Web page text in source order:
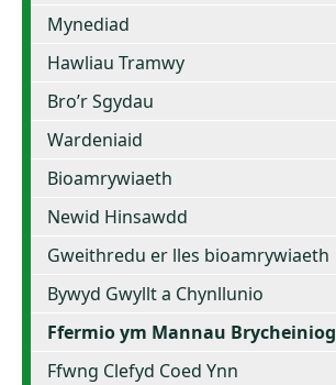
Mynediad
Hawliau Tramwy
Bro’r Sgydau
Wardeniaid
Bioamrywiaeth
Newid Hinsawdd
Gweithredu er lles bioamrywiaeth
Bywyd Gwyllt a Chynllunio
Ffermio ym Mannau Brycheiniog
Ffwng Clefyd Coed Ynn